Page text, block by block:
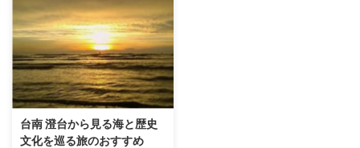
台南 澄台から見る海と歴史
文化を巡る旅のおすすめ